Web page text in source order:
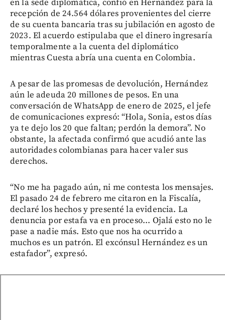
en la sede diplomática, confió en Hernández para la
recepción de 24.564 dólares provenientes del cierre
de su cuenta bancaria tras su jubilación en agosto de
2023. El acuerdo estipulaba que el dinero ingresaría
temporalmente a la cuenta del diplomático
mientras Cuesta abría una cuenta en Colombia.
A pesar de las promesas de devolución, Hernández
aún le adeuda 20 millones de pesos. En una
conversación de WhatsApp de enero de 2025, el jefe
de comunicaciones expresó: “Hola, Sonia, estos días
ya te dejo los 20 que faltan; perdón la demora”. No
obstante, la afectada confirmó que acudió ante las
autoridades colombianas para hacer valer sus
derechos.
“No me ha pagado aún, ni me contesta los mensajes.
El pasado 24 de febrero me citaron en la Fiscalía,
declaré los hechos y presenté la evidencia. La
denuncia por estafa va en proceso... Ojalá esto no le
pase a nadie más. Esto que nos ha ocurrido a
muchos es un patrón. El excónsul Hernández es un
estafador”, expresó.